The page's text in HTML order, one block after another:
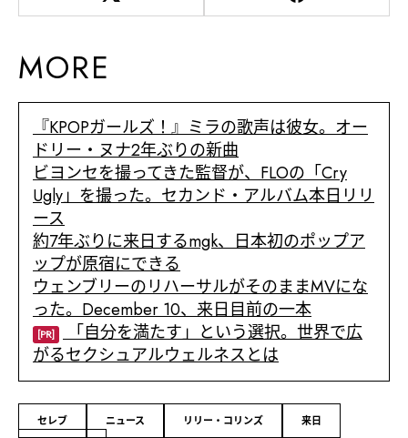
MORE
『KPOPガールズ！』ミラの歌声は彼女。オー
ドリー・ヌナ2年ぶりの新曲
ビヨンセを撮ってきた監督が、FLOの「Cry
Ugly」を撮った。セカンド・アルバム本日リリ
ース
約7年ぶりに来日するmgk、日本初のポップア
ップが原宿にできる
ウェンブリーのリハーサルがそのままMVにな
った。December 10、来日目前の一本
[PR] 「自分を満たす」という選択。世界で広
がるセクシュアルウェルネスとは
セレブ ニュース リリー・コリンズ
来日